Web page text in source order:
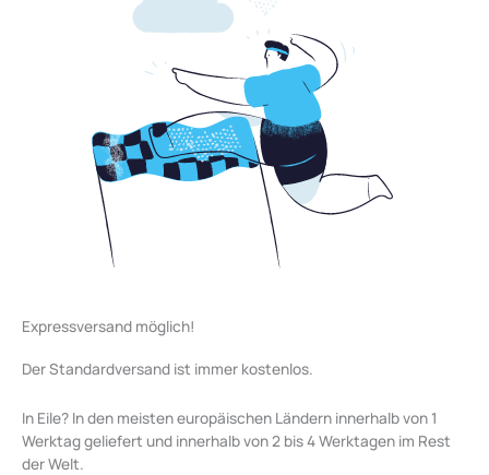
Expressversand möglich!
Der Standardversand ist immer kostenlos.
In Eile? In den meisten europäischen Ländern innerhalb von 1
Werktag geliefert und innerhalb von 2 bis 4 Werktagen im Rest
der Welt.